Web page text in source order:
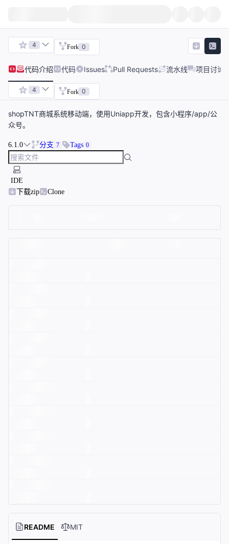
4 Fork 0
代码介绍 代码 Issues Pull Requests 流水线 项目讨论
4 Fork 0
shopTNT商城系统移动端，使用Uniapp开发，包含小程序/app/公
众号。
6.1.0 分支 7 Tags 0
IDE
下载zip
Clone
README MIT